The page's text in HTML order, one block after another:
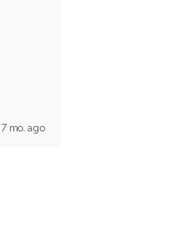
7 mo. ago